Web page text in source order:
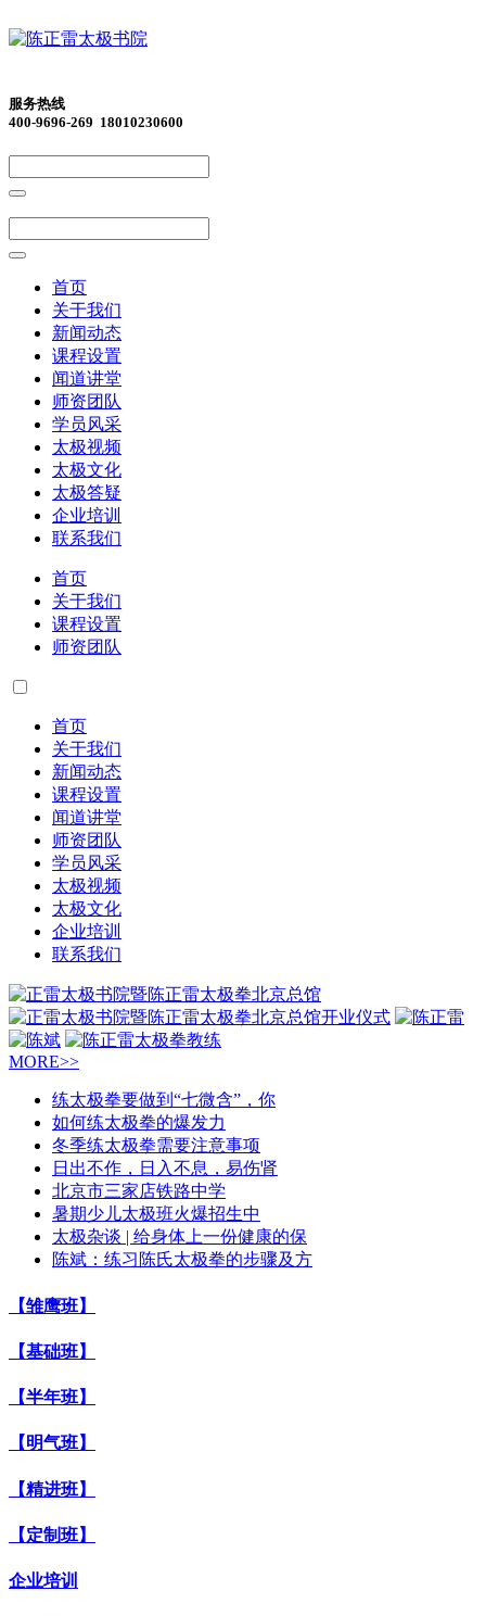
服务热线
400-9696-269 18010230600
首页
关于我们
新闻动态
课程设置
闻道讲堂
师资团队
学员风采
太极视频
太极文化
太极答疑
企业培训
联系我们
首页
关于我们
课程设置
师资团队
首页
关于我们
新闻动态
课程设置
闻道讲堂
师资团队
学员风采
太极视频
太极文化
企业培训
联系我们
MORE>>
练太极拳要做到“七微含”，你
如何练太极拳的爆发力
冬季练太极拳需要注意事项
日出不作，日入不息，易伤肾
北京市三家店铁路中学
暑期少儿太极班火爆招生中
太极杂谈 | 给身体上一份健康的保
陈斌：练习陈氏太极拳的步骤及方
【雏鹰班】
【基础班】
【半年班】
【明气班】
【精进班】
【定制班】
企业培训